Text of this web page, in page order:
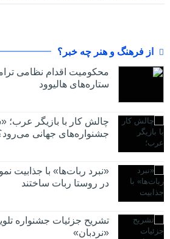
از فرهنگ و هنر چه خبر؟
محکومیت اقدام نظامی
ستاره‌های هالیوود
چالش کار با بازیگر عرب؛
جشنواره‌های جهانی
«نبرد ربات‌ها» با جذابیت
در روستا ربات ساختند
تشریح جزئیات جشنواره‌
«نردبان»